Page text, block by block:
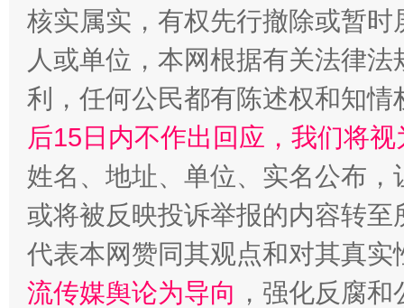
东山县通报“牛蛙产品抗生素超标问题” 法
千年窑火 生生不息
核实属实，有权先行撤除或暂
人或单位，本网根据有关法律
利，任何公民都有陈述权和知情
后15日内不作出回应，我们将
姓名、地址、单位、实名公布
或将被反映投诉举报的内容转
代表本网赞同其观点和对其真实
流传媒舆论为导向 ，强化反腐